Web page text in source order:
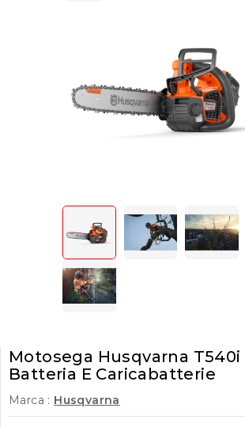
Motosega Husqvarna T540i
Batteria E Caricabatterie
Marca : Husqvarna